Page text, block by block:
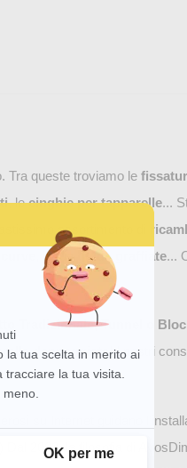
la tua scelta in merito ai
la tua visita.
OK per me
Tra queste troviamo le
, lecinghie per tapparelle...
assortimento di
, le tue guide graffiate...
Tradizionale, Tunnel o
danneggiata! I nostri
su Internet guidano
2008, la filosofia di